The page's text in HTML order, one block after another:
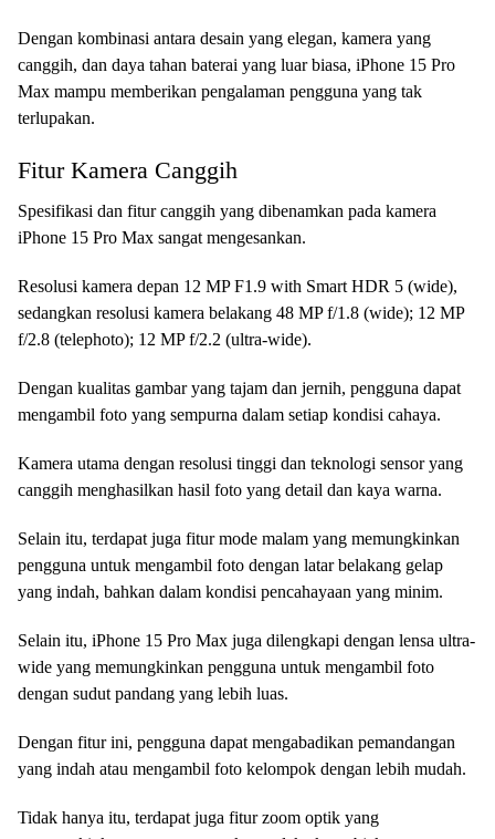
Dengan kombinasi antara desain yang elegan, kamera yang
canggih, dan daya tahan baterai yang luar biasa, iPhone 15 Pro
Max mampu memberikan pengalaman pengguna yang tak
terlupakan.
Fitur Kamera Canggih
Spesifikasi dan fitur canggih yang dibenamkan pada kamera
iPhone 15 Pro Max sangat mengesankan.
Resolusi kamera depan 12 MP F1.9 with Smart HDR 5 (wide),
sedangkan resolusi kamera belakang 48 MP f/1.8 (wide); 12 MP
f/2.8 (telephoto); 12 MP f/2.2 (ultra-wide).
Dengan kualitas gambar yang tajam dan jernih, pengguna dapat
mengambil foto yang sempurna dalam setiap kondisi cahaya.
Kamera utama dengan resolusi tinggi dan teknologi sensor yang
canggih menghasilkan hasil foto yang detail dan kaya warna.
Selain itu, terdapat juga fitur mode malam yang memungkinkan
pengguna untuk mengambil foto dengan latar belakang gelap
yang indah, bahkan dalam kondisi pencahayaan yang minim.
Selain itu, iPhone 15 Pro Max juga dilengkapi dengan lensa ultra-
wide yang memungkinkan pengguna untuk mengambil foto
dengan sudut pandang yang lebih luas.
Dengan fitur ini, pengguna dapat mengabadikan pemandangan
yang indah atau mengambil foto kelompok dengan lebih mudah.
Tidak hanya itu, terdapat juga fitur zoom optik yang